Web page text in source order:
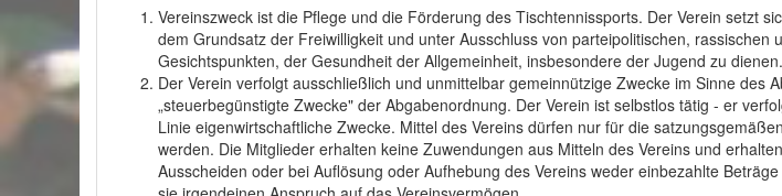
Vereinszweck ist die Pflege und die Förderung des Tischtennissports. Der Verein setzt
dem Grundsatz der Freiwilligkeit und unter Ausschluss von parteipolitischen, rassischen
Gesichtspunkten, der Gesundheit der Allgemeinheit, insbesondere der Jugend zu dienen.
Der Verein verfolgt ausschließlich und unmittelbar gemeinnützige Zwecke im Sinne des
„steuerbegünstigte Zwecke" der Abgabenordnung. Der Verein ist selbstlos tätig - er
Linie eigenwirtschaftliche Zwecke. Mittel des Vereins dürfen nur für die
werden. Die Mitglieder erhalten keine Zuwendungen aus Mitteln des Vereins und
Ausscheiden oder bei Auflösung oder Aufhebung des Vereins weder einbezahlte